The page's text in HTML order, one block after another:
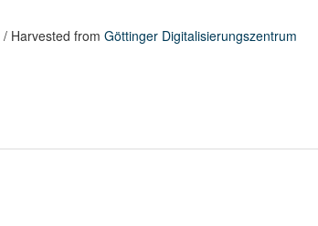
/ Harvested from Göttinger Digitalisierungszentrum